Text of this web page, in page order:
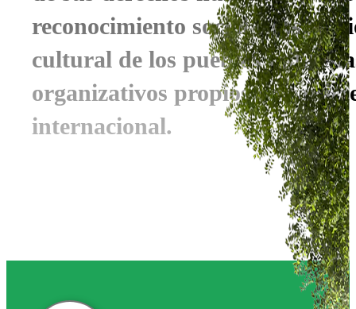
reconocimiento social e
cultural de los pueblos
organizativos propios de
internacional.